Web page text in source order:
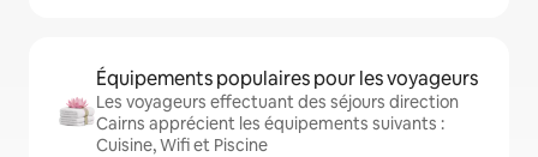
Équipements populaires pour les voyageurs
Les voyageurs effectuant des séjours direction
Cairns apprécient les équipements suivants :
Cuisine, Wifi et Piscine